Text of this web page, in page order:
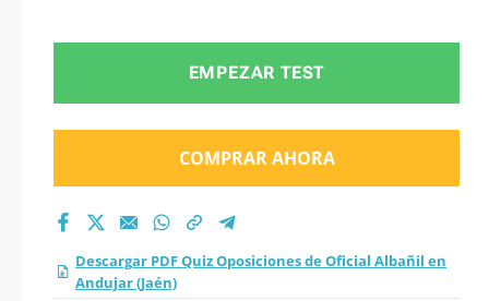
Andujar (Jaén) 2026?
EMPEZAR TEST
COMPRAR AHORA
Descargar PDF Quiz Oposiciones de Oficial Albañil en
Andujar (Jaén)